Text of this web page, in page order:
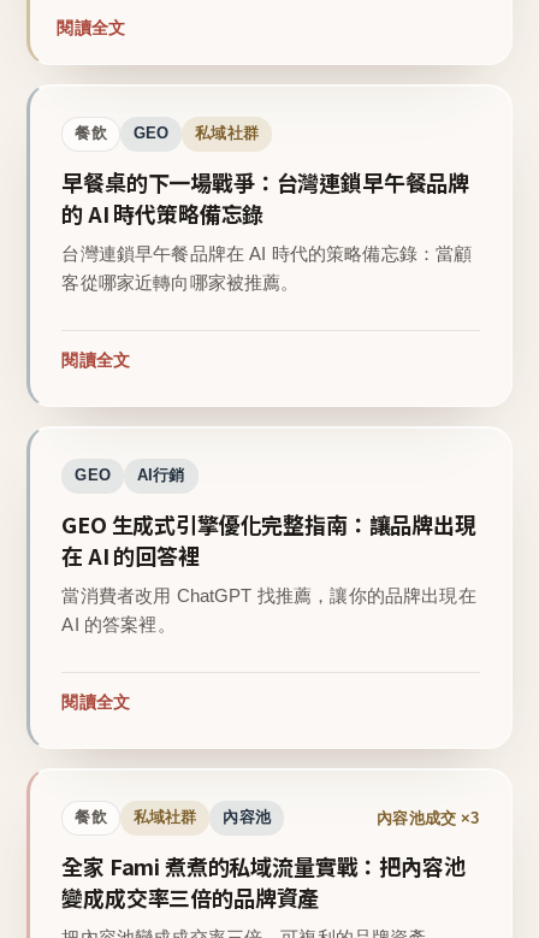
閱讀全文
餐飲 GEO 私域社群
早餐桌的下一場戰爭：台灣連鎖早午餐品牌
的 AI 時代策略備忘錄
台灣連鎖早午餐品牌在 AI 時代的策略備忘錄：當顧
客從哪家近轉向哪家被推薦。
閱讀全文
GEO AI行銷
GEO 生成式引擎優化完整指南：讓品牌出現
在 AI 的回答裡
當消費者改用 ChatGPT 找推薦，讓你的品牌出現在
AI 的答案裡。
閱讀全文
餐飲 私域社群 內容池 內容池成交 ×3
全家 Fami 煮煮的私域流量實戰：把內容池
變成成交率三倍的品牌資產